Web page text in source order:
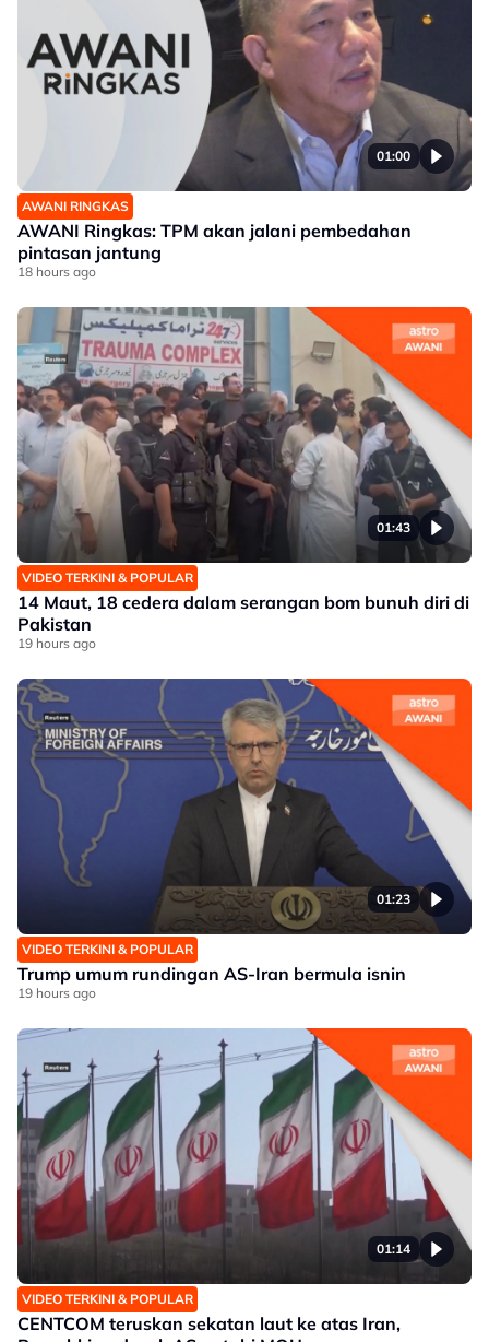
01:00
AWANI RINGKAS
AWANI Ringkas: TPM akan jalani pembedahan
pintasan jantung
18 hours ago
01:43
VIDEO TERKINI & POPULAR
14 Maut, 18 cedera dalam serangan bom bunuh diri di
Pakistan
19 hours ago
01:23
VIDEO TERKINI & POPULAR
Trump umum rundingan AS-Iran bermula isnin
19 hours ago
01:14
VIDEO TERKINI & POPULAR
CENTCOM teruskan sekatan laut ke atas Iran,